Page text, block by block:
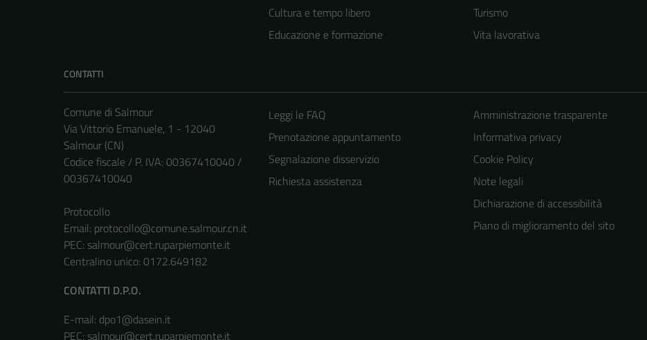
Cultura e tempo libero
Educazione e formazione
Turismo
Vita lavorativa
CONTATTI
Comune di Salmour
Via Vittorio Emanuele, 1 - 12040
Salmour (CN)
Codice fiscale / P. IVA: 00367410040 /
00367410040
Protocollo
Email: protocollo@comune.salmour.cn.it
PEC: salmour@cert.ruparpiemonte.it
Centralino unico: 0172.649182
CONTATTI D.P.O.
E-mail: dpo1@dasein.it
PEC: salmour@cert.ruparpiemonte.it
Leggi le FAQ
Prenotazione appuntamento
Segnalazione disservizio
Richiesta assistenza
Amministrazione trasparente
Informativa privacy
Cookie Policy
Note legali
Dichiarazione di accessibilità
Piano di miglioramento del sito